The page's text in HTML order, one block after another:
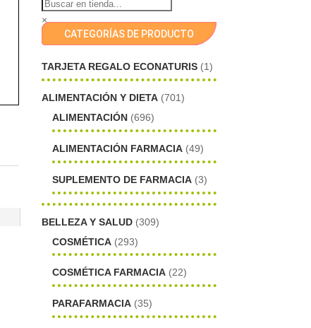
×
CATEGORÍAS DE PRODUCTO
TARJETA REGALO ECONATURIS (1)
ALIMENTACIÓN Y DIETA (701)
ALIMENTACIÓN (696)
ALIMENTACIÓN FARMACIA (49)
SUPLEMENTO DE FARMACIA (3)
BELLEZA Y SALUD (309)
COSMÉTICA (293)
COSMÉTICA FARMACIA (22)
PARAFARMACIA (35)